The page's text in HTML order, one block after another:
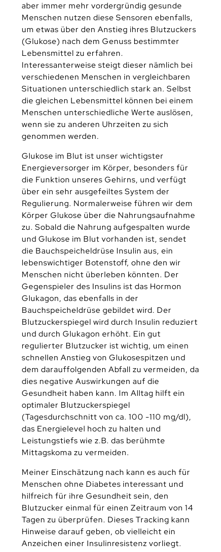
aber immer mehr vordergründig gesunde
Menschen nutzen diese Sensoren ebenfalls,
um etwas über den Anstieg ihres Blutzuckers
(Glukose) nach dem Genuss bestimmter
Lebensmittel zu erfahren.
Interessanterweise steigt dieser nämlich bei
verschiedenen Menschen in vergleichbaren
Situationen unterschiedlich stark an. Selbst
die gleichen Lebensmittel können bei einem
Menschen unterschiedliche Werte auslösen,
wenn sie zu anderen Uhrzeiten zu sich
genommen werden.
Glukose im Blut ist unser wichtigster
Energieversorger im Körper, besonders für
die Funktion unseres Gehirns, und verfügt
über ein sehr ausgefeiltes System der
Regulierung. Normalerweise führen wir dem
Körper Glukose über die Nahrungsaufnahme
zu. Sobald die Nahrung aufgespalten wurde
und Glukose im Blut vorhanden ist, sendet
die Bauchspeicheldrüse Insulin aus, ein
lebenswichtiger Botenstoff, ohne den wir
Menschen nicht überleben könnten. Der
Gegenspieler des Insulins ist das Hormon
Glukagon, das ebenfalls in der
Bauchspeicheldrüse gebildet wird. Der
Blutzuckerspiegel wird durch Insulin reduziert
und durch Glukagon erhöht. Ein gut
regulierter Blutzucker ist wichtig, um einen
schnellen Anstieg von Glukosespitzen und
dem darauffolgenden Abfall zu vermeiden, da
dies negative Auswirkungen auf die
Gesundheit haben kann. Im Alltag hilft ein
optimaler Blutzuckerspiegel
(Tagesdurchschnitt von ca. 100 -110 mg/dl),
das Energielevel hoch zu halten und
Leistungstiefs wie z.B. das berühmte
Mittagskoma zu vermeiden.
Meiner Einschätzung nach kann es auch für
Menschen ohne Diabetes interessant und
hilfreich für ihre Gesundheit sein, den
Blutzucker einmal für einen Zeitraum von 14
Tagen zu überprüfen. Dieses Tracking kann
Hinweise darauf geben, ob vielleicht ein
Anzeichen einer Insulinresistenz vorliegt.